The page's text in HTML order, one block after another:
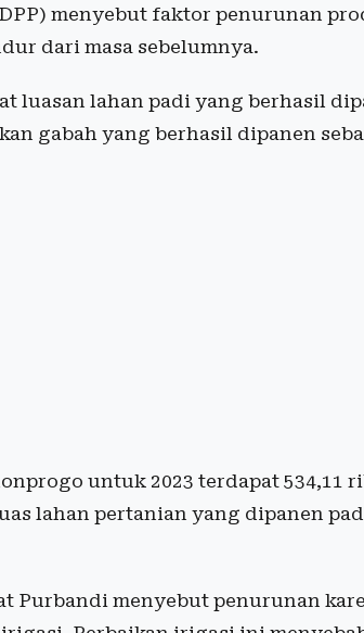
menyebut faktor penurunan
dari masa sebelumnya.
luasan lahan padi yang berhasil
gabah yang berhasil dipanen
untuk 2023 terdapat 534,11
lahan pertanian yang dipanen
Purbandi menyebut penurunan